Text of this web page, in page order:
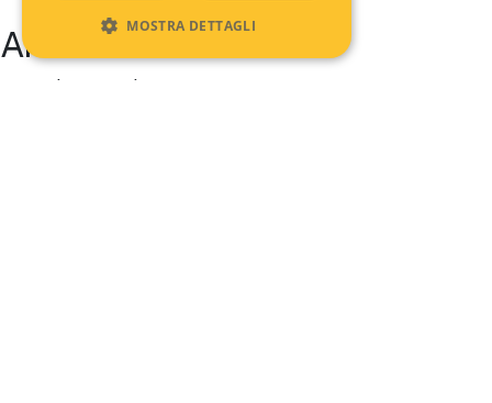
Archives
No archives to show.
MOSTRA DETTAGLI